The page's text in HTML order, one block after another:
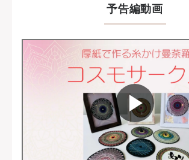
予告編動画